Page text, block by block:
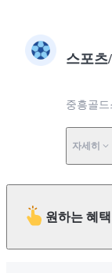
스포츠
중흥골
자세히
원하는 혜